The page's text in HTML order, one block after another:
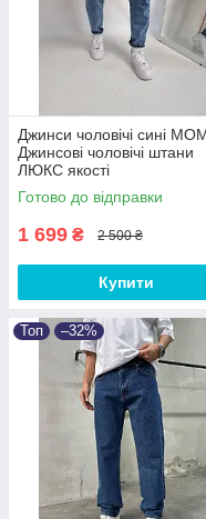
Джинси чоловічі сині
Джинсові чоловічі штани
ЛЮКС якості
Готово до відправки
1 699 ₴ 2 500 ₴
Купити
Топ –32%